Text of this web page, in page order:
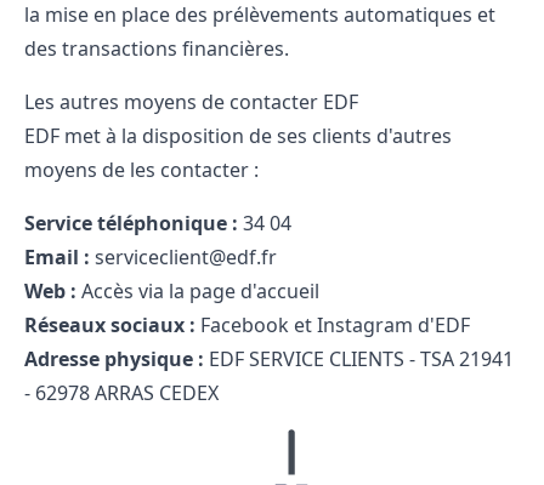
la mise en place des prélèvements automatiques et
des transactions financières.
Les autres moyens de contacter EDF
EDF met à la disposition de ses clients d'autres
moyens de les contacter :
Service téléphonique : 34 04
Email : serviceclient@edf.fr
Web : Accès via la page d'accueil
Réseaux sociaux : Facebook et Instagram d'EDF
Adresse physique : EDF SERVICE CLIENTS - TSA 21941
- 62978 ARRAS CEDEX